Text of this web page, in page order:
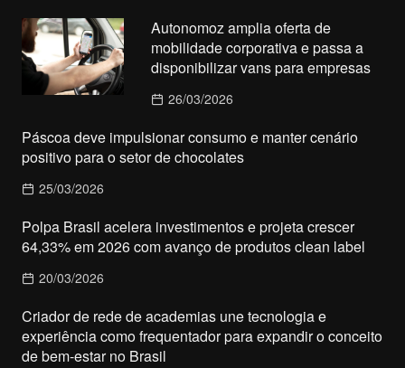
Autonomoz amplia oferta de
mobilidade corporativa e passa a
disponibilizar vans para empresas
26/03/2026
Páscoa deve impulsionar consumo e manter cenário
positivo para o setor de chocolates
25/03/2026
Polpa Brasil acelera investimentos e projeta crescer
64,33% em 2026 com avanço de produtos clean label
20/03/2026
Criador de rede de academias une tecnologia e
experiência como frequentador para expandir o conceito
de bem-estar no Brasil